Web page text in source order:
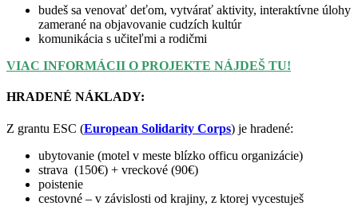
budeš sa venovať deťom, vytvárať aktivity, interaktívne úlohy
zamerané na objavovanie cudzích kultúr
komunikácia s učiteľmi a rodičmi
VIAC INFORMÁCII O PROJEKTE NÁJDEŠ TU!
HRADENÉ NÁKLADY:
Z grantu ESC (European Solidarity Corps) je hradené:
ubytovanie (motel v meste blízko officu organizácie)
strava (150€) + vreckové (90€)
poistenie
cestovné – v závislosti od krajiny, z ktorej vycestuješ